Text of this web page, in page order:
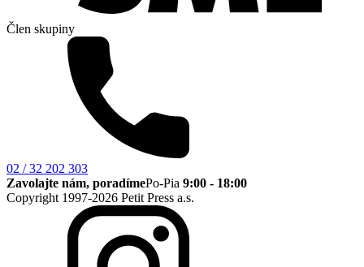
Člen skupiny
02 / 32 202 303
Zavolajte nám, poradímePo-Pia 9:00 - 18:00
Copyright 1997-2026 Petit Press a.s.